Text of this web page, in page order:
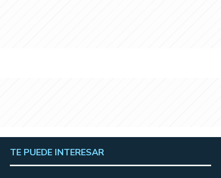
TE PUEDE INTERESAR